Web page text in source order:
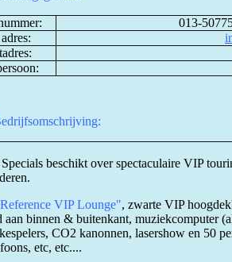
013-
beschikt over spectaculaire VIP
VIP Lounge", zwarte VIP
aan binnen & buitenkant, muziekcomputer
CO2 kanonnen, lasershow en 50
etc, etc....